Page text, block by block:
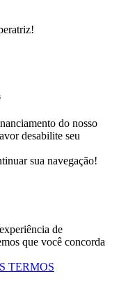
do nosso
desabilite seu
sua navegação!
de
que você concorda
TERMOS